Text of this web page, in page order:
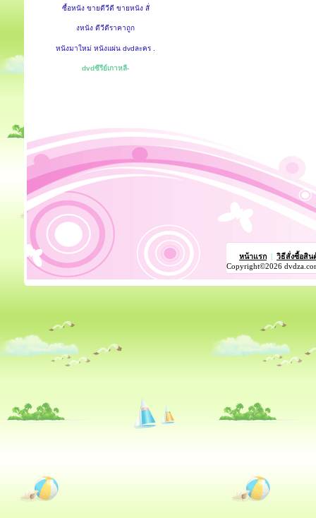
ซื้อหนัง ขายดีวีดี ขายหนัง สั่
งหนัง ดีวีดีราคาถูก
หนังมาใหม่ หนังแผ่น dvdละคร .
dvdซีรีย์เกาหลี-
หน้าแรก
วิธีสั่งซื้อสิน
Copyright©2026